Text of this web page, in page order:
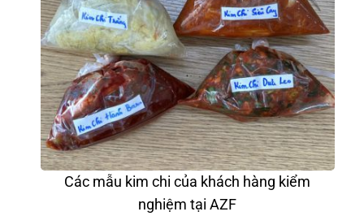
Các mẫu kim chi của khách hàng kiểm
nghiệm tại AZF